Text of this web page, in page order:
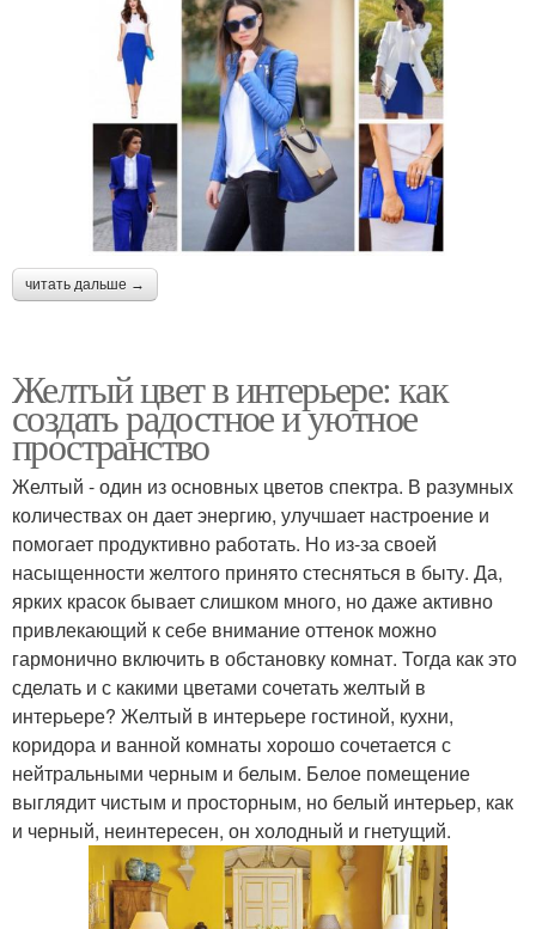
читать дальше →
Желтый цвет в интерьере: как
создать радостное и уютное
пространство
Желтый - один из основных цветов спектра. В разумных
количествах он дает энергию, улучшает настроение и
помогает продуктивно работать. Но из-за своей
насыщенности желтого принято стесняться в быту. Да,
ярких красок бывает слишком много, но даже активно
привлекающий к себе внимание оттенок можно
гармонично включить в обстановку комнат. Тогда как это
сделать и с какими цветами сочетать желтый в
интерьере? Желтый в интерьере гостиной, кухни,
коридора и ванной комнаты хорошо сочетается с
нейтральными черным и белым. Белое помещение
выглядит чистым и просторным, но белый интерьер, как
и черный, неинтересен, он холодный и гнетущий.